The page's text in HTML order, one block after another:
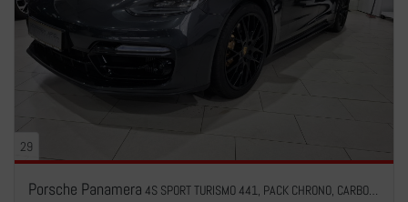
29
Porsche Panamera 4S SPORT TURISMO 441, PACK CHRONO, CARBON, PANO, CUIR, NAVI